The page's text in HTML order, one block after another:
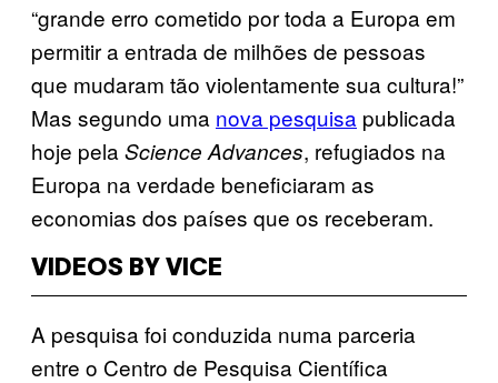
“grande erro cometido por toda a Europa em
permitir a entrada de milhões de pessoas
que mudaram tão violentamente sua cultura!”
Mas segundo uma nova pesquisa publicada
hoje pela Science Advances, refugiados na
Europa na verdade beneficiaram as
economias dos países que os receberam.
VIDEOS BY VICE
A pesquisa foi conduzida numa parceria
entre o Centro de Pesquisa Científica